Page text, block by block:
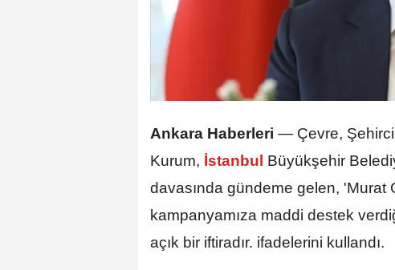
Ankara Haberleri — Çevre,
Kurum, İstanbul Büyükşehir
davasında gündeme gelen, 'Murat
kampanyamıza maddi destek
açık bir iftiradır. ifadelerini kullandı.